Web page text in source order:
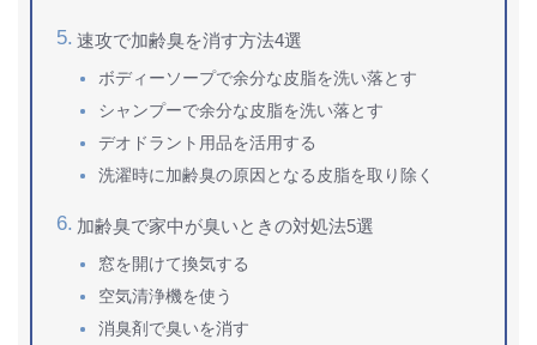
速攻で加齢臭を消す方法4選
ボディーソープで余分な皮脂を洗い落とす
シャンプーで余分な皮脂を洗い落とす
デオドラント用品を活用する
洗濯時に加齢臭の原因となる皮脂を取り除く
加齢臭で家中が臭いときの対処法5選
窓を開けて換気する
空気清浄機を使う
消臭剤で臭いを消す